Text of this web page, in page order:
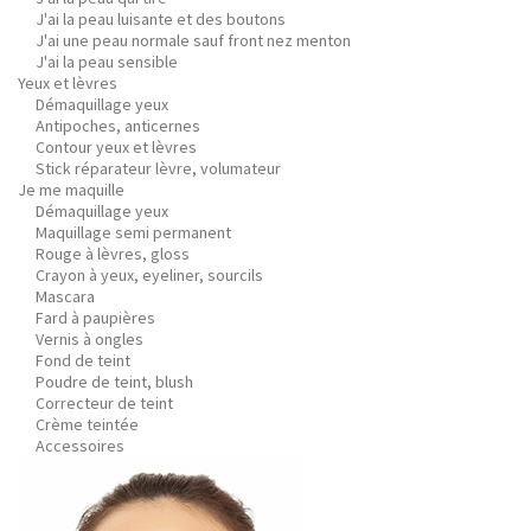
J'ai la peau luisante et des boutons
J'ai une peau normale sauf front nez menton
J'ai la peau sensible
Yeux et lèvres
Démaquillage yeux
Antipoches, anticernes
Contour yeux et lèvres
Stick réparateur lèvre, volumateur
Je me maquille
Démaquillage yeux
Maquillage semi permanent
Rouge à lèvres, gloss
Crayon à yeux, eyeliner, sourcils
Mascara
Fard à paupières
Vernis à ongles
Fond de teint
Poudre de teint, blush
Correcteur de teint
Crème teintée
Accessoires